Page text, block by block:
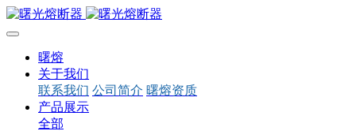
曙熔
关于我们
联系我们 公司简介 曙熔资质
产品展示
全部